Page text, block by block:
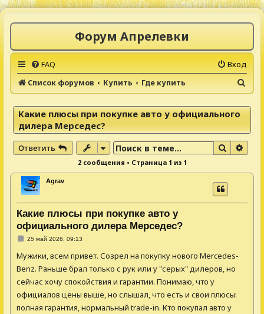
Форум Апрелевки
FAQ
Вход
Список форумов
Купить Где купить
о
и
с
к
Какие плюсы при покупке авто у официального
дилера Мерседес?
Ответить Поиск
2 сообщения • Страница 1 из 1
Agrav
Какие плюсы при покупке авто у
официального дилера Мерседес?
С
б
е
н
е
25 май 2026, 09:13
Мужики, всем привет. Созрел на покупку нового Mercedes-
Benz. Раньше брал только с рук или у "серых" дилеров, но
сейчас хочу спокойствия и гарантии. Понимаю, что у
официалов цены выше, но слышал, что есть и свои плюсы:
полная гарантия, нормальный trade-in. Кто покупал авто у